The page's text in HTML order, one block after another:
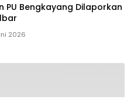
PU Bengkayang Dilaporkan
2026